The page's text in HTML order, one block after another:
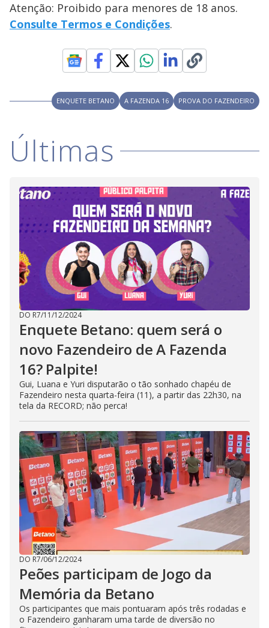
Atenção: Proibido para menores de 18 anos.
Consulte Termos e Condições.
ENQUETE BETANO A FAZENDA 16 PROVA DO FAZENDEIRO
Últimas
DO R7/11/12/2024
Enquete Betano: quem será o
novo Fazendeiro de A Fazenda
16? Palpite!
Gui, Luana e Yuri disputarão o tão sonhado chapéu de
Fazendeiro nesta quarta-feira (11), a partir das 22h30, na
tela da RECORD; não perca!
DO R7/06/12/2024
Peões participam de Jogo da
Memória da Betano
Os participantes que mais pontuaram após três rodadas e
o Fazendeiro ganharam uma tarde de diversão no